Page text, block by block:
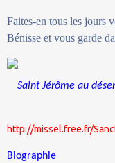
Faites-en tous les jours
Bénisse et vous garde
Saint Jérôme au
http://missel.free.fr/
Biographie